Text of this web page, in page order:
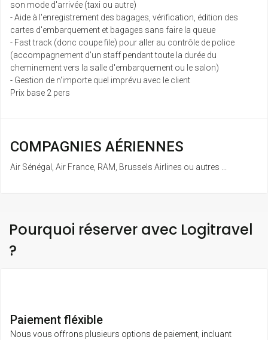
son mode d'arrivée (taxi ou autre)
- Aide à l'enregistrement des bagages, vérification, édition des
cartes d'embarquement et bagages sans faire la queue
- Fast track (donc coupe file) pour aller au contrôle de police
(accompagnement d'un staff pendant toute la durée du
cheminement vers la salle d'embarquement ou le salon)
- Gestion de n'importe quel imprévu avec le client
Prix base 2 pers
COMPAGNIES AÉRIENNES
Air Sénégal, Air France, RAM, Brussels Airlines ou autres ...
Pourquoi réserver avec Logitravel
?
Paiement fléxible
Nous vous offrons plusieurs options de paiement, incluant